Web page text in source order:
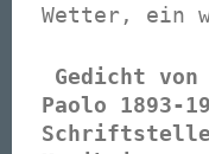
Wetter, ein
Gedicht von
Paolo 1893-